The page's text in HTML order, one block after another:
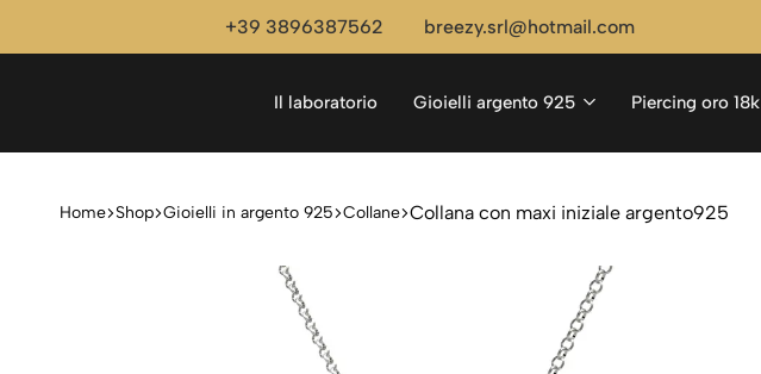
+39 3896387562 breezy.srl@hotmail.com
Breezy
Gioielli
Il laboratorio Gioielli argento 925 Piercing oro 18k
Home Shop Gioielli in argento 925 Collane Collana con maxi iniziale argento925